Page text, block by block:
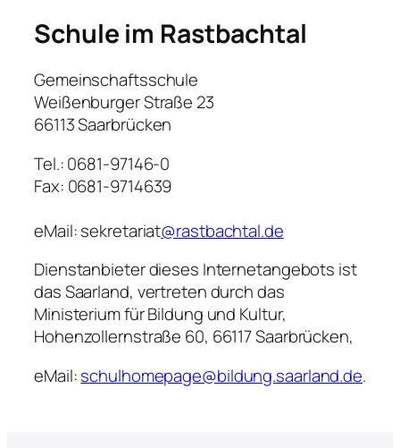
Schule im Rastbachtal
Gemeinschaftsschule
Weißenburger Straße 23
66113 Saarbrücken
Tel.: 0681-97146-0
Fax: 0681-9714639
eMail: sekretariat@rastbachtal.de
Dienstanbieter dieses Internetangebots ist
das Saarland, vertreten durch das
Ministerium für Bildung und Kultur,
Hohenzollernstraße 60, 66117 Saarbrücken,
eMail:schulhomepage@bildung.saarland.de.